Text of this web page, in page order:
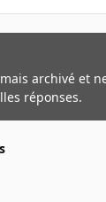
archivé et
réponses.